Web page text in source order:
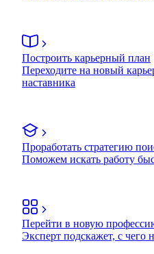
Построить карьерный план
Переходите на новый
наставника
Проработать стратегию
Поможем искать работу
Перейти в новую
Эксперт подскажет, с чего